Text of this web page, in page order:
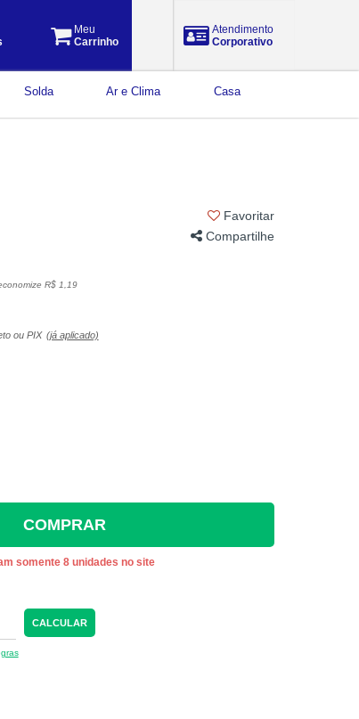
Meu
Carrinho
Atendimento
Corporativo
Solda Ar e Clima Casa
Favoritar
Compartilhe
R$ 1,19
ou PIX (já aplicado)
COMPRAR
somente 8 unidades no site
CALCULAR